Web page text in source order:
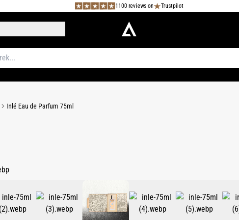
1100 reviews on Trustpilot
Inlé Eau de Parfum 75ml